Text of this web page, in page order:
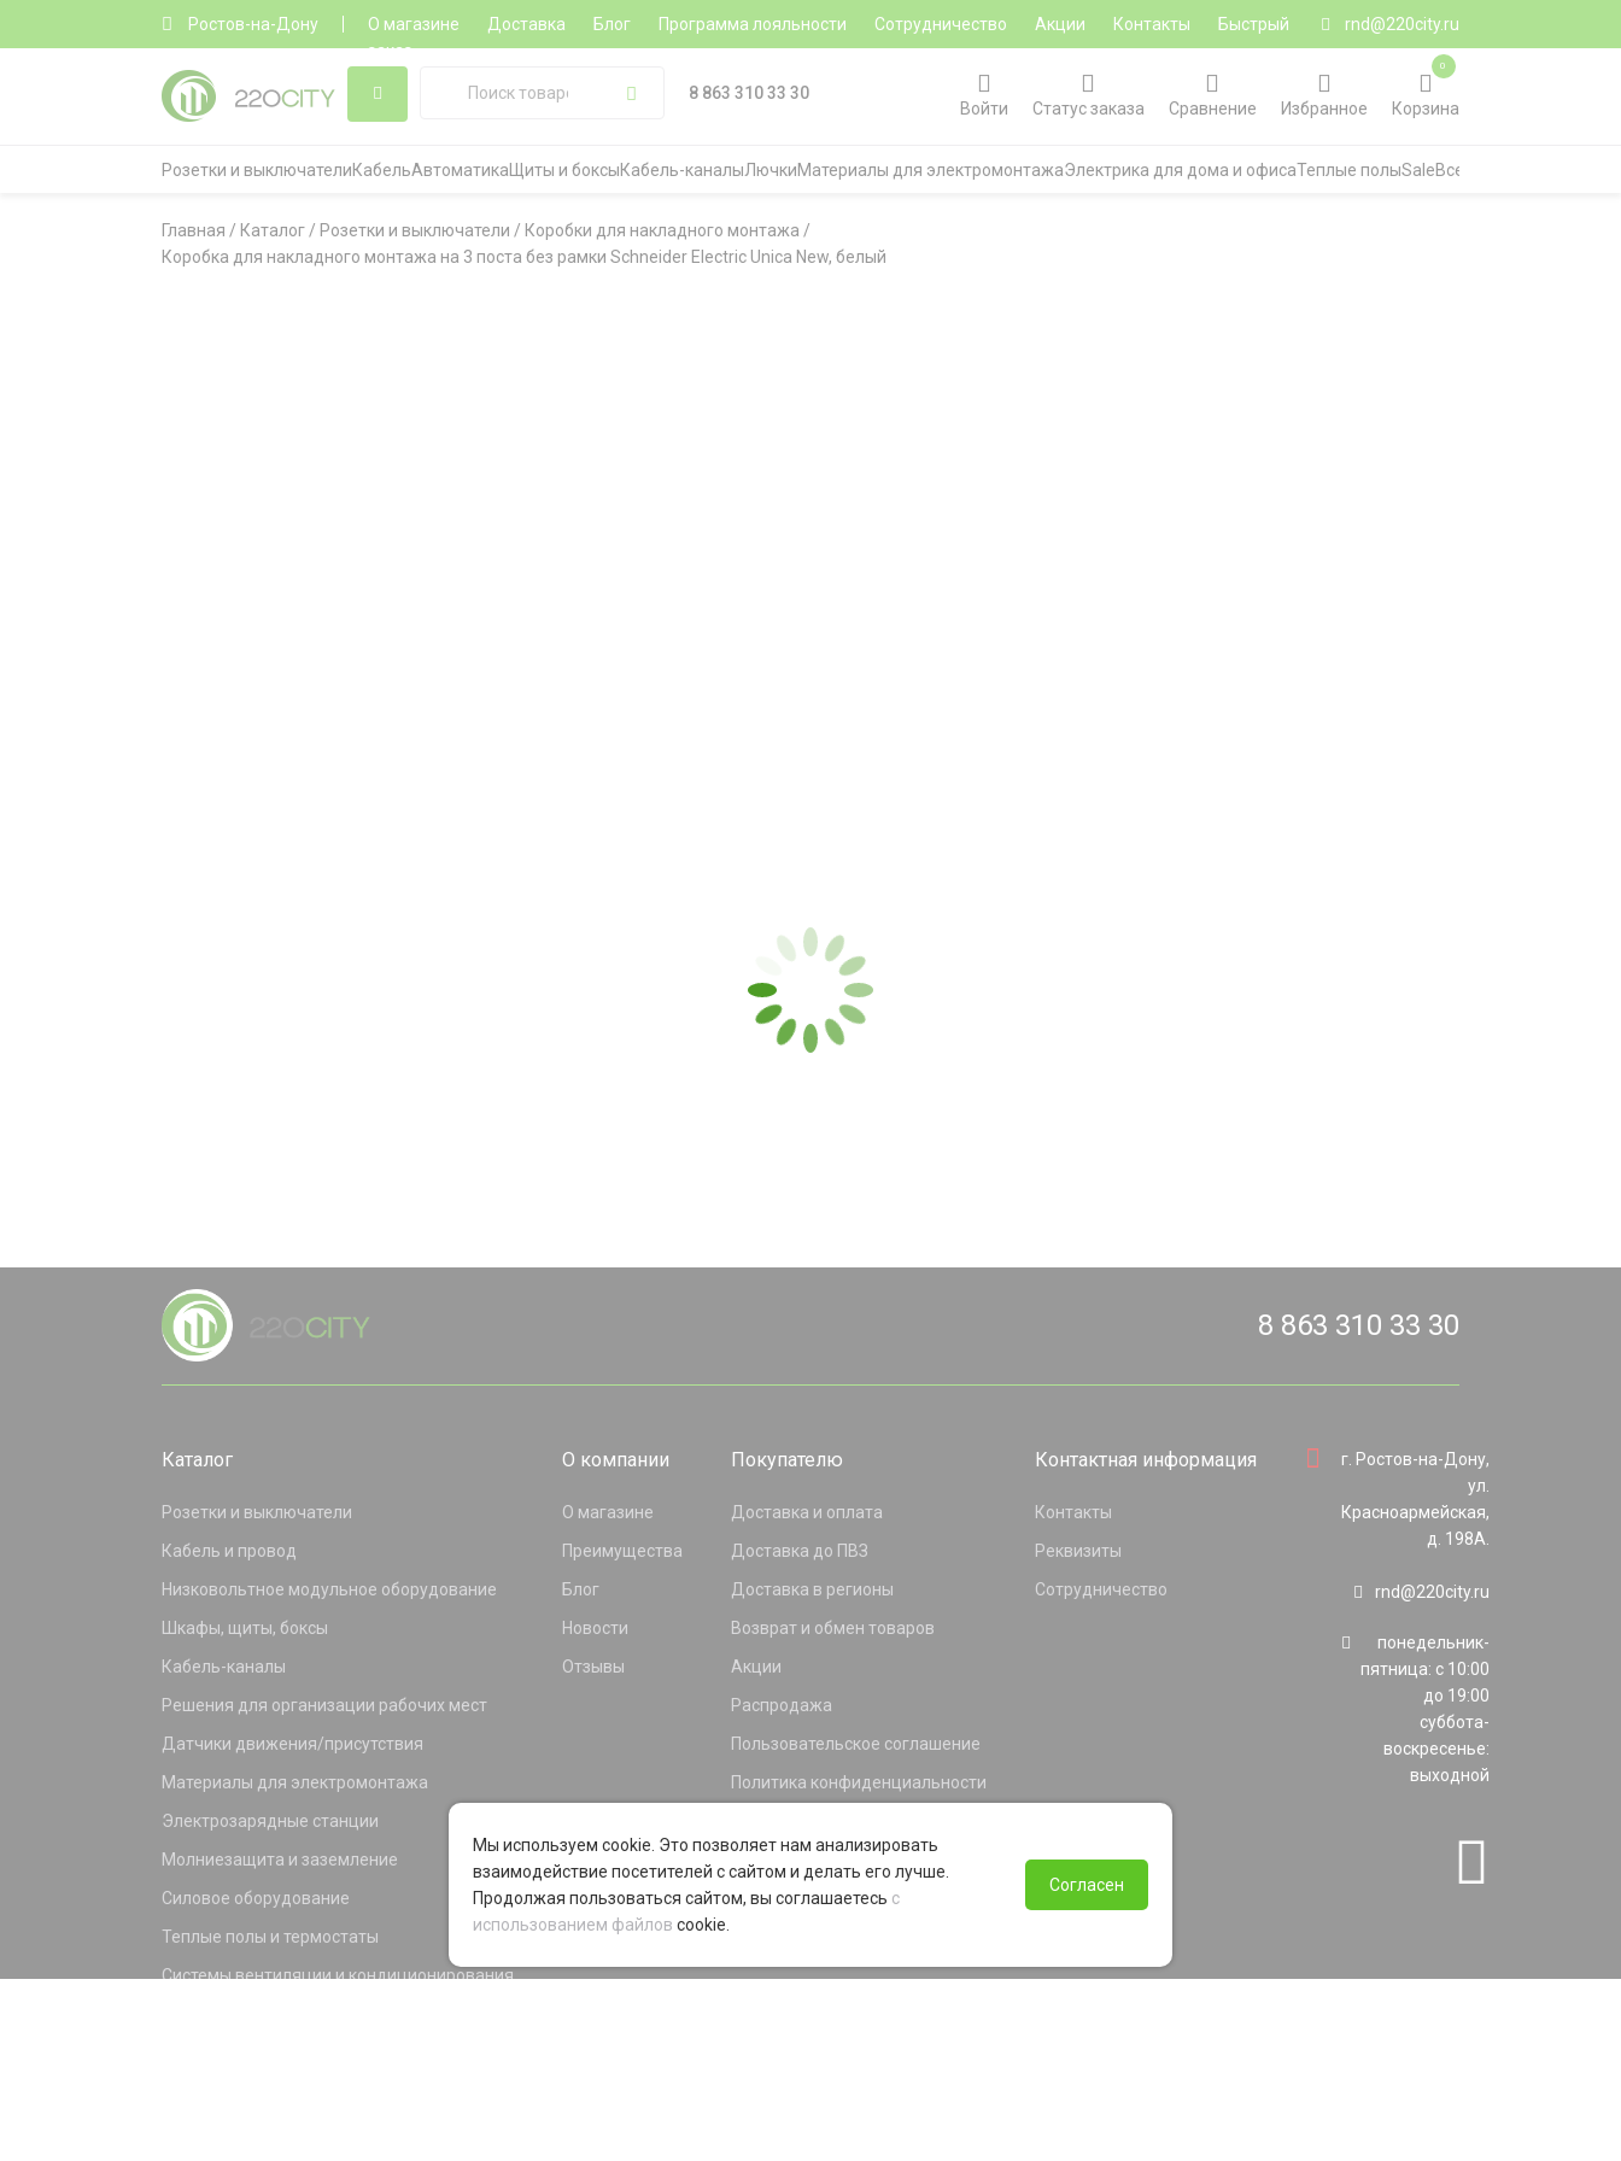
Ростов-на-Дону О магазине Доставка Блог Программа лояльности Сотрудничество Акции Контакты
Быстрый
заказ
rnd@220city.ru
8 863 310 33 30
Войти
Статус заказа Сравнение Избранное Корзина
0
Розетки и выключателиКабельАвтоматика Щиты и боксыКабель-каналыЛючкиМатериалы для электромонтажаЭлектрика для дома и офисаТеплые полыSaleВсе категории
Главная / Каталог / Розетки и выключатели / Коробки для накладного монтажа /
Коробка для накладного монтажа на 3 поста без рамки Schneider Electric Unica New, белый
8 863 310 33 30
Каталог
Розетки и выключатели
Кабель и провод
Низковольтное модульное оборудование
Шкафы, щиты, боксы
Кабель-каналы
Решения для организации рабочих мест
Датчики движения/присутствия
Материалы для электромонтажа
Электрозарядные станции
Молниезащита и заземление
Силовое оборудование
Теплые полы и термостаты
Системы вентиляции и кондиционирования
О компании
О магазине
Преимущества
Блог
Новости
Отзывы
Покупателю
Доставка и оплата
Доставка до ПВЗ
Доставка в регионы
Возврат и обмен товаров
Акции
Распродажа
Пользовательское соглашение
Политика конфиденциальности
Программа лояльности
Контактная информация
Контакты
Реквизиты
Сотрудничество
г. Ростов-на-Дону,
ул.
Красноармейская,
д. 198А.
rnd@220city.ru
понедельник-
пятница: с 10:00
до 19:00
суббота-
воскресенье:
выходной
Мы используем cookie. Это позволяет нам анализировать
взаимодействие посетителей с сайтом и делать его лучше.
Продолжая пользоваться сайтом, вы соглашаетесь с
использованием файлов cookie.
Согласен